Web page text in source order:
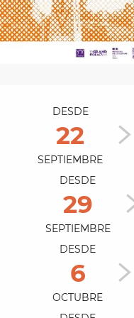
DESDE
22
SEPTIEMBRE
DESDE
29
SEPTIEMBRE
DESDE
6
OCTUBRE